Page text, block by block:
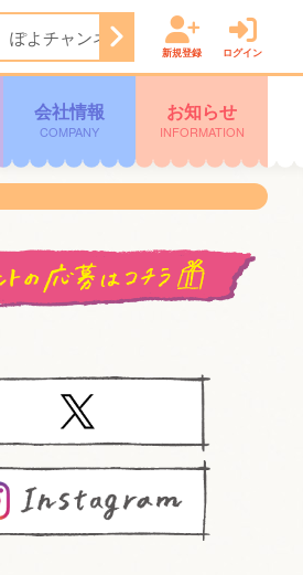
ぽよチャンネル 14:55 ミキティ
新規登録 ログイン
会社情報
COMPANY
お知らせ
INFORMATION